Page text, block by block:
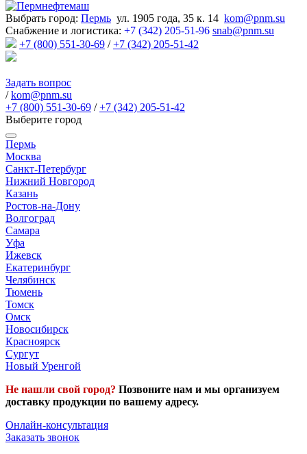
Выбрать город: Пермь ул. 1905 года, 35 к. 14 kom@pnm.su
Снабжение и логистика: +7 (342) 205-51-96 snab@pnm.su
+7 (800) 551-30-69 /+7 (342) 205-51-42
Задать вопрос
/kom@pnm.su
+7 (800) 551-30-69 /+7 (342) 205-51-42
Выберите город
Пермь
Москва
Санкт-Петербург
Нижний Новгород
Казань
Ростов-на-Дону
Волгоград
Самара
Уфа
Ижевск
Екатеринбург
Челябинск
Тюмень
Томск
Омск
Новосибирск
Красноярск
Сургут
Новый Уренгой
Не нашли свой город? Позвоните нам и мы организуем
доставку продукции по вашему адресу.
Онлайн-консультация
Заказать звонок